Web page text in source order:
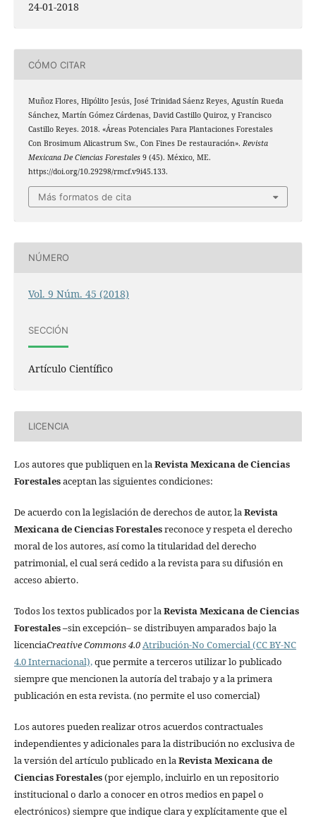
24-01-2018
CÓMO CITAR
Muñoz Flores, Hipólito Jesús, José Trinidad Sáenz Reyes, Agustín Rueda
Sánchez, Martín Gómez Cárdenas, David Castillo Quiroz, y Francisco
Castillo Reyes. 2018. «Áreas Potenciales Para Plantaciones Forestales
Con Brosimum Alicastrum Sw., Con Fines De restauración». Revista
Mexicana De Ciencias Forestales9 (45). México, ME.
https://doi.org/10.29298/rmcf.v9i45.133.
Más formatos de cita
NÚMERO
Vol. 9 Núm. 45 (2018)
SECCIÓN
Artículo Científico
LICENCIA
Los autores que publiquen en laRevista Mexicana de Ciencias
Forestalesaceptan las siguientes condiciones:
De acuerdo con la legislación de derechos de autor, laRevista
Mexicana de Ciencias Forestalesreconoce y respeta el derecho
moral de los autores, así como la titularidad del derecho
patrimonial, el cual será cedido a la revista para su difusión en
acceso abierto.
Todos los textos publicados por laRevista Mexicana de Ciencias
Forestales–sin excepción– se distribuyen amparados bajo la
licenciaCreative Commons 4.0Atribución-No Comercial (CC BY-NC
4.0 Internacional),que permite a terceros utilizar lo publicado
siempre que mencionen la autoría del trabajo y a la primera
publicación en esta revista. (no permite el uso comercial)
Los autores pueden realizar otros acuerdos contractuales
independientes y adicionales para la distribución no exclusiva de
la versión del artículo publicado en laRevista Mexicana de
Ciencias Forestales(por ejemplo, incluirlo en un repositorio
institucional o darlo a conocer en otros medios en papel o
electrónicos) siempre que indique clara y explícitamente que el